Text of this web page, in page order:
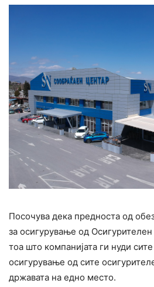
Посочува дека предноста од
за осигурување од
тоа што компанијата ги нуди
осигурување од сите
државата на едно место.